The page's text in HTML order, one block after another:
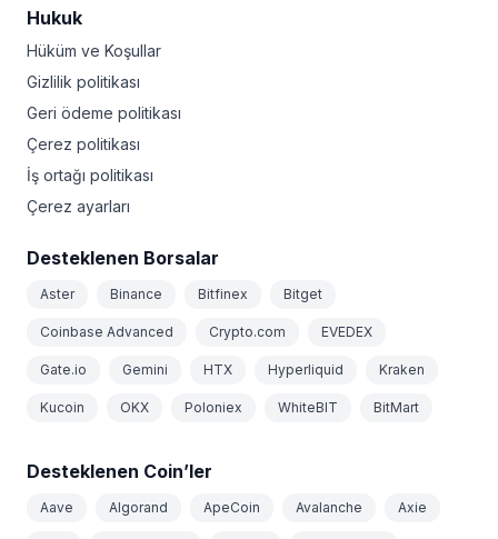
Hukuk
Hüküm ve Koşullar
Gizlilik politikası
Geri ödeme politikası
Çerez politikası
İş ortağı politikası
Çerez ayarları
Desteklenen Borsalar
Aster Binance Bitfinex Bitget
Coinbase Advanced Crypto.com EVEDEX
Gate.io Gemini HTX Hyperliquid Kraken
Kucoin OKX Poloniex WhiteBIT BitMart
Desteklenen Coin’ler
Aave Algorand ApeCoin Avalanche Axie